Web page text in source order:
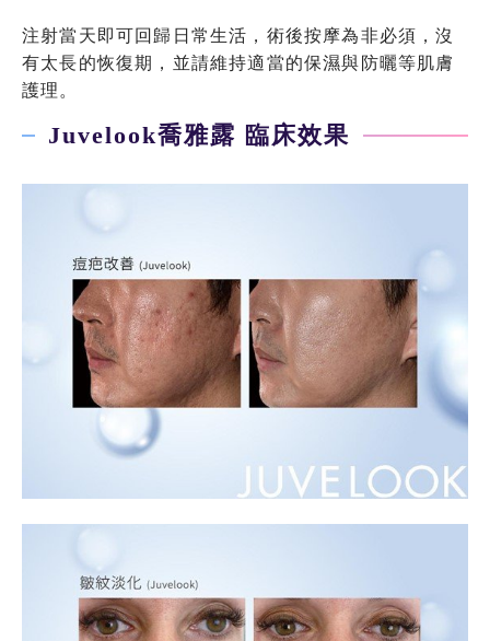
注射當天即可回歸日常生活，術後按摩為非必須，沒
有太長的恢復期，並請維持適當的保濕與防曬等肌膚
護理。
Juvelook喬雅露 臨床效果